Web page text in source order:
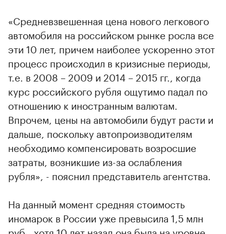
«Средневзвешенная цена нового легкового
автомобиля на российском рынке росла все
эти 10 лет, причем наиболее ускоренно этот
процесс происходил в кризисные периоды,
т.е. в 2008 – 2009 и 2014 – 2015 гг., когда
курс российского рубля ощутимо падал по
отношению к иностранным валютам.
Впрочем, цены на автомобили будут расти и
дальше, поскольку автопроизводителям
необходимо компенсировать возросшие
затраты, возникшие из-за ослабления
рубля», - пояснил представитель агентства.
На данный момент средняя стоимость
иномарок в России уже превысила 1,5 млн